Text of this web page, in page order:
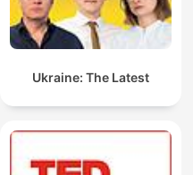
Ukraine: The Latest